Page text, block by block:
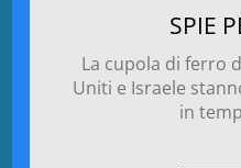
SPIE
La cupola di ferro
Uniti e Israele
in